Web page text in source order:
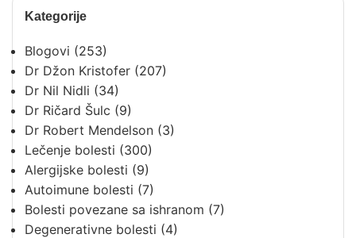
Kategorije
Blogovi (253)
Dr Džon Kristofer (207)
Dr Nil Nidli (34)
Dr Ričard Šulc (9)
Dr Robert Mendelson (3)
Lečenje bolesti (300)
Alergijske bolesti (9)
Autoimune bolesti (7)
Bolesti povezane sa ishranom (7)
Degenerativne bolesti (4)